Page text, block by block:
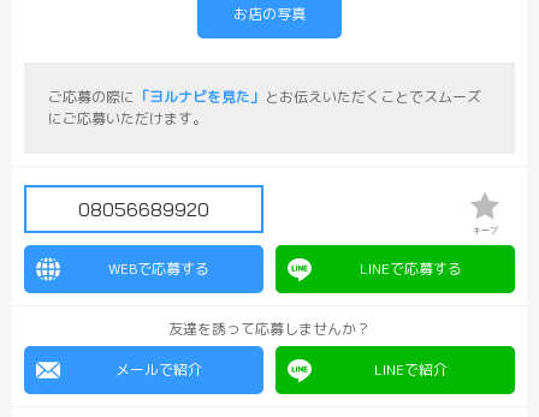
お店の写真
ご応募の際に 「ヨルナビを見た」 とお伝えいただくことでスムーズ
にご応募いただけます。
08056689920
キープ
WEBで応募する LINEで応募する
友達を誘って応募しませんか？
メールで紹介
LINEで紹介